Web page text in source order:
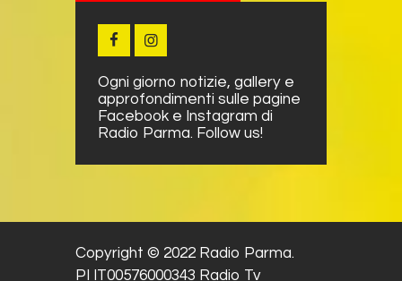
Ogni giorno notizie, gallery e
approfondimenti sulle pagine
Facebook e Instagram di
Radio Parma. Follow us!
Copyright © 2022 Radio Parma.
PI IT00576000343 Radio Tv